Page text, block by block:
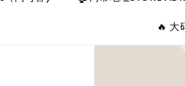
🔥 大